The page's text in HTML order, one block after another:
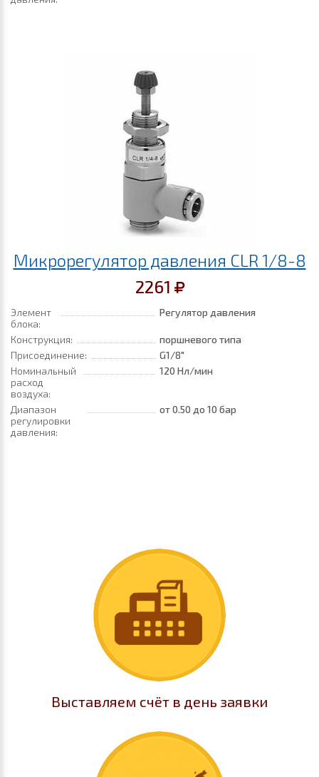
Микрорегулятор давления CLR 1/8-8
2261
Элемент
блока:
Регулятор давления
Конструкция:
поршневого типа
Присоединение:
G1/8"
Номинальный
расход
воздуха:
120 Нл/мин
Диапазон
регулировки
давления:
от 0.50 до 10 бар
Выставляем счёт в день заявки